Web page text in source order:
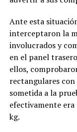
Ante esta
interceptaron la
involucrados y
en el panel
ellos,
rectangulares
sometida a la
efectivamente
kg.